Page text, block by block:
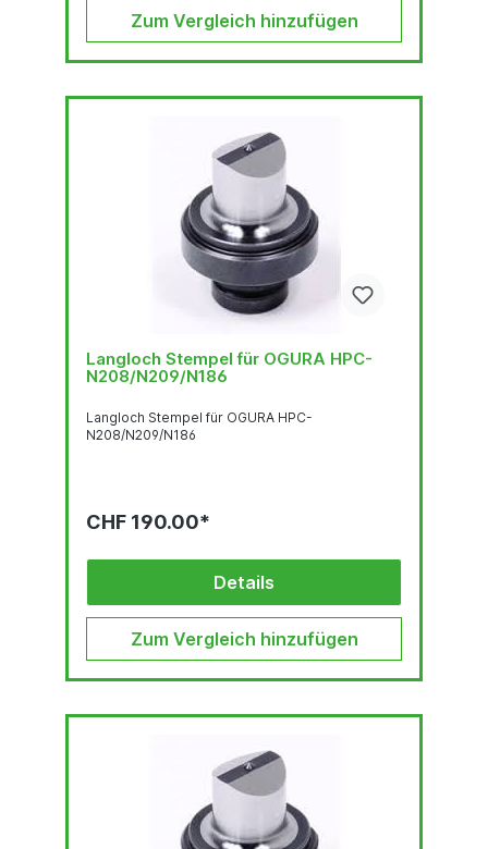
Zum Vergleich hinzufügen
Langloch Stempel für OGURA HPC-
N208/N209/N186
Langloch Stempel für OGURA HPC-
N208/N209/N186
CHF 190.00*
Details
Zum Vergleich hinzufügen